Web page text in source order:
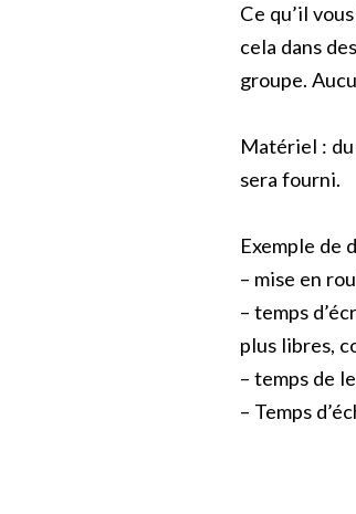
Ce qu’il
cela dans
groupe.
Matériel :
sera fourni.
Exemple de
– mise en
– temps
plus libres,
– temps de
– Temps